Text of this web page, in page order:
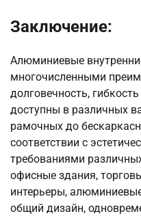
Заключение:
Алюминиевые
многочисленными
долговечность,
доступны в различных
рамочных до
соответствии с
требованиями
офисные здания,
интерьеры,
общий дизайн,